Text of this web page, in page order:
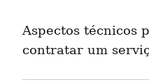
Aspectos técnicos
contratar um